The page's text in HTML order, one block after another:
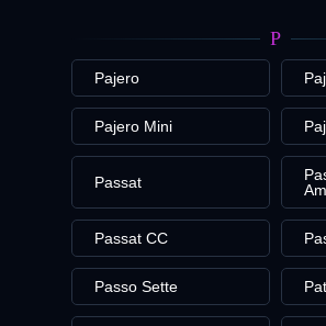
P
Pajero
Pajero Mini
Passat
Passat CC
Passo Sette